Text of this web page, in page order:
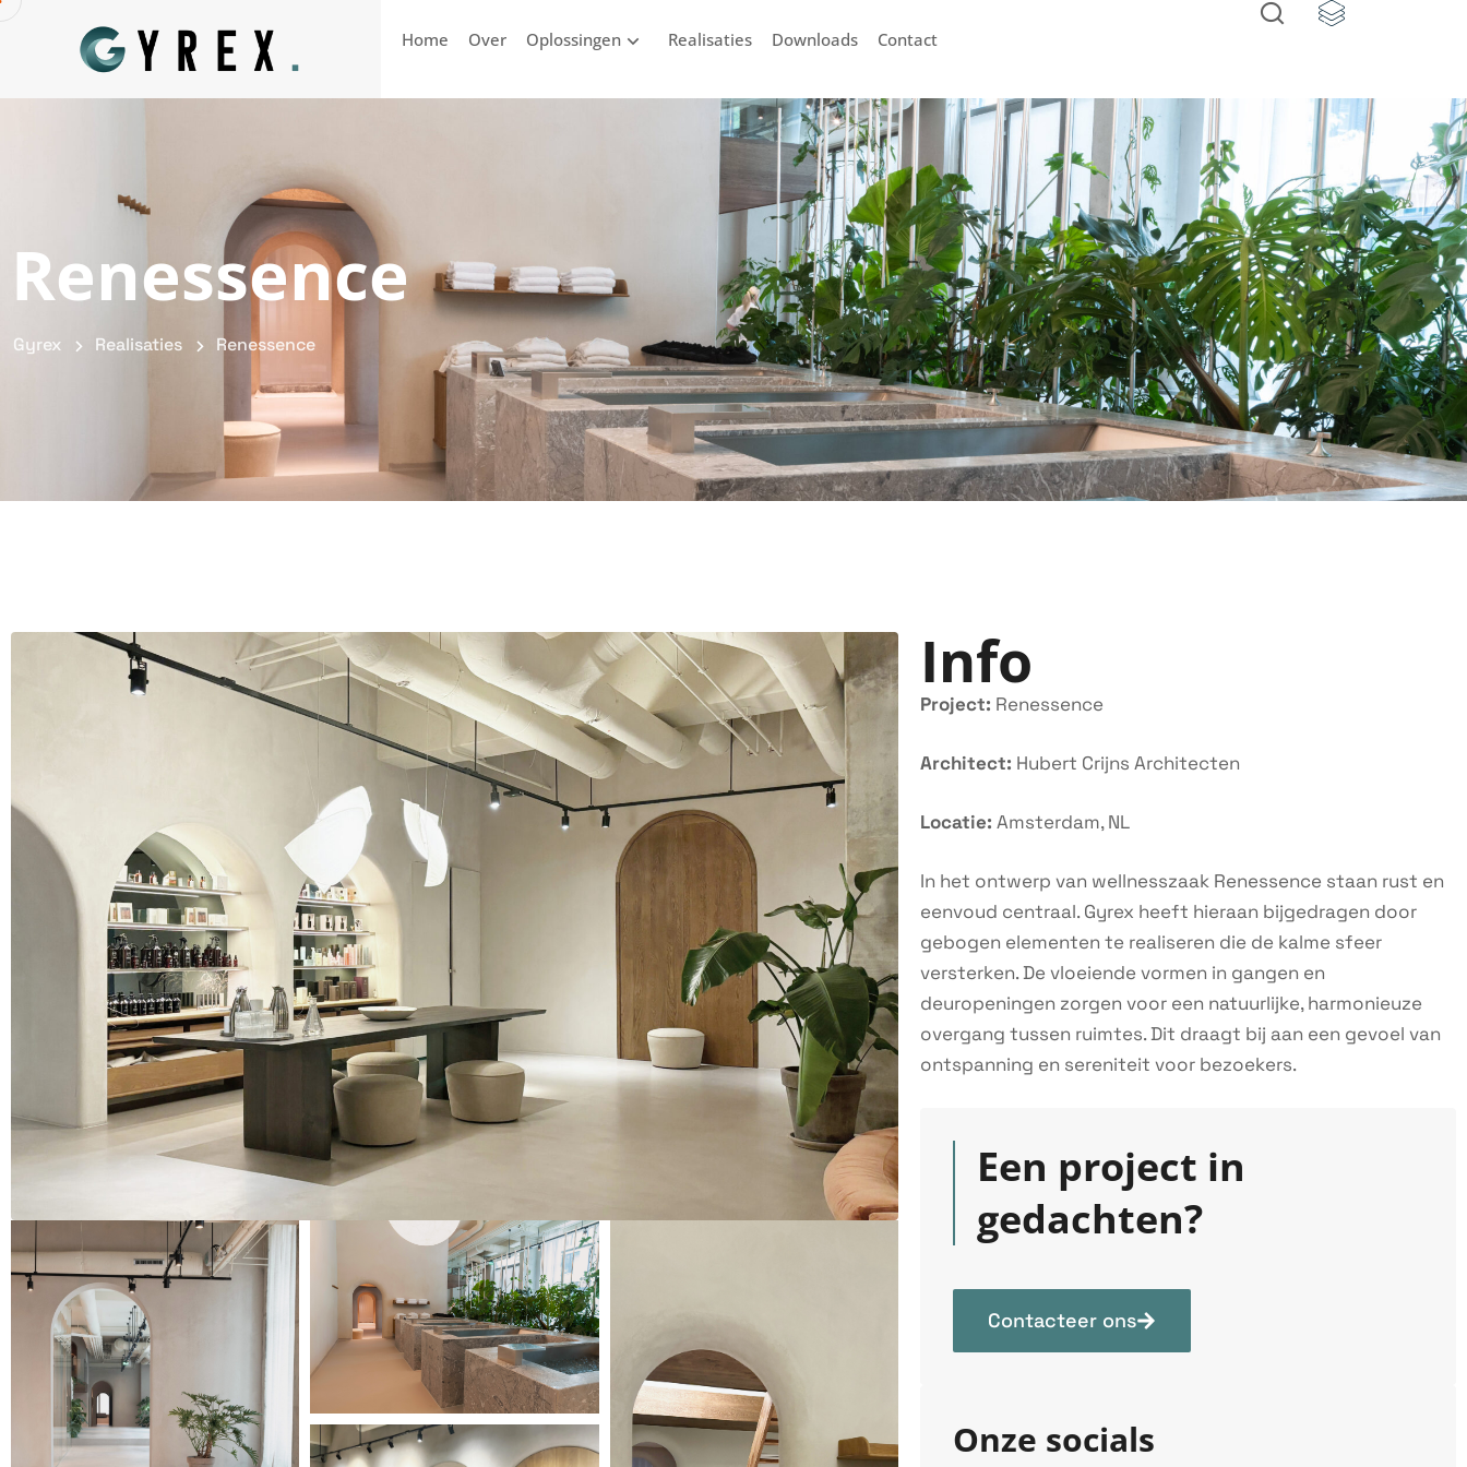
Home Over Oplossingen Realisaties Downloads Contact
Renessence
Gyrex Realisaties Renessence
Info
Project: Renessence
Architect: Hubert Crijns Architecten
Locatie:Amsterdam, NL
In het ontwerp van wellnesszaak Renessence staan rust en
eenvoud centraal. Gyrex heeft hieraan bijgedragen door
gebogen elementen te realiseren die de kalme sfeer
versterken. De vloeiende vormen in gangen en
deuropeningen zorgen voor een natuurlijke, harmonieuze
overgang tussen ruimtes. Dit draagt bij aan een gevoel van
ontspanning en sereniteit voor bezoekers.
Een project in
gedachten?
Contacteer ons
Onze socials